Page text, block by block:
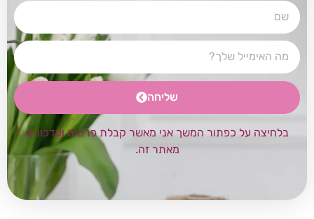
שליחה
בלחיצה על כפתור המשך אני מאשר קבלת פרסום ועדכונים
מאתר זה.